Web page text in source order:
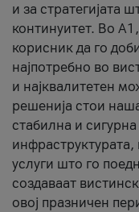
и за стратегијата
континуитет. Во
корисник да го
најпотребно во
и најквалитетен
решенија стои
стабилна и
инфраструктурата,
услуги што го
создаваат
овој празничен